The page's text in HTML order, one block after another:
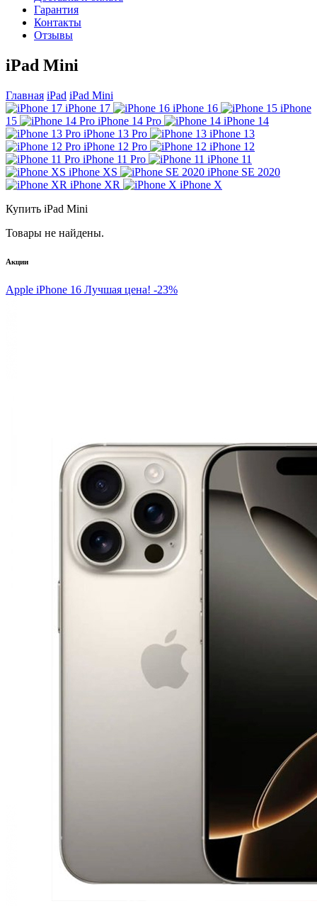
Гарантия
Контакты
Отзывы
iPad Mini
Главная iPad iPad Mini
iPhone 17
iPhone 16
iPhone
15
iPhone 14 Pro
iPhone 14
iPhone 13 Pro
iPhone 13
iPhone 12 Pro
iPhone 12
iPhone 11 Pro
iPhone 11
iPhone XS
iPhone SE 2020
iPhone XR
iPhone X
Купить iPad Mini
Товары не найдены.
Акции
Apple iPhone 16 Лучшая цена! -23%